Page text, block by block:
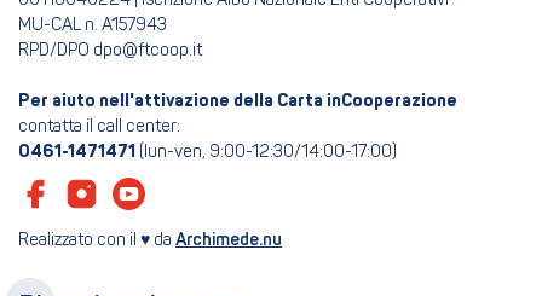
MU-CAL n. A157943
RPD/DPO dpo@ftcoop.it
Per aiuto nell'attivazione della Carta inCooperazione
contatta il call center:
0461-1471471 (lun-ven, 9:00-12:30/14:00-17:00)
Realizzato con il ♥ da Archimede.nu